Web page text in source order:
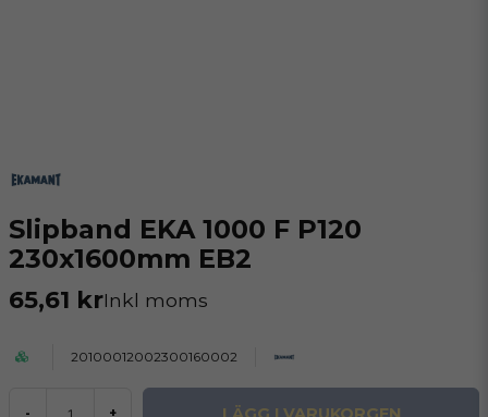
Slipband EKA 1000 F P120
230x1600mm EB2
65,61 krInkl moms
20100012002300160002
- +